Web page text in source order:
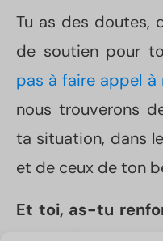
Tu as des doutes,
de soutien pour
pas à faire appel à
nous trouverons
ta situation, dans
et de ceux de ton
Et toi, as-tu